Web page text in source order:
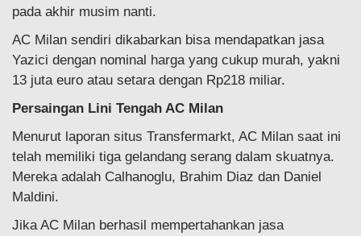
pada akhir musim nanti.
AC Milan sendiri dikabarkan bisa mendapatkan jasa
Yazici dengan nominal harga yang cukup murah, yakni
13 juta euro atau setara dengan Rp218 miliar.
Persaingan Lini Tengah AC Milan
Menurut laporan situs Transfermarkt, AC Milan saat ini
telah memiliki tiga gelandang serang dalam skuatnya.
Mereka adalah Calhanoglu, Brahim Diaz dan Daniel
Maldini.
Jika AC Milan berhasil mempertahankan jasa